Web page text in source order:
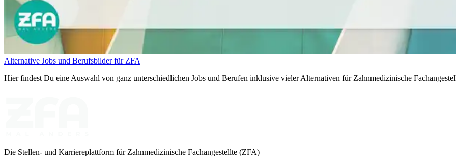
Alternative Jobs und Berufsbilder für ZFA
Hier findest Du eine Auswahl von ganz unterschiedlichen Jobs und Berufen inklusive vieler Alternativen für Zahnmedizinische
Die Stellen- und Karriereplattform für Zahnmedizinische Fachangestellte (ZFA)